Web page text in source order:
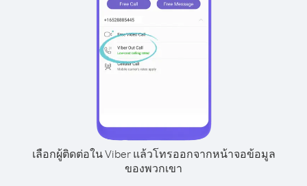
เลือกผู้ติดต่อใน Viber แล้วโทรออกจากหน้าจอข้อมูล
ของพวกเขา